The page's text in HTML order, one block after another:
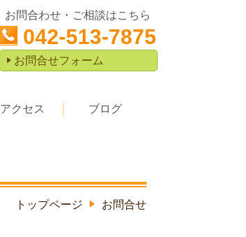
お問合わせ・ご相談はこちら
042-513-7875
お問合せフォーム
アクセス ブログ
トップページ お問合せ